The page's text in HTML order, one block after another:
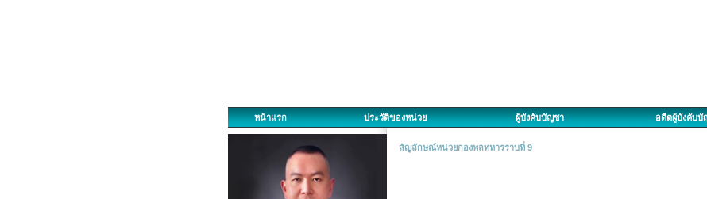
หน้าแรก ประวัติของหน่วย ผู้บังคับบัญชา อดีตผู้บังคับบั
สัญลักษณ์หน่วยกองพลทหารราบที่ 9